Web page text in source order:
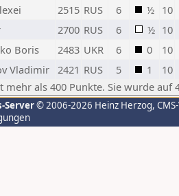
2515 RUS 6 ½ 10
2700 RUS 6 ½ 10
Boris 2483 UKR 6 0
10
Vladimir 2421 RUS 5 1
10
als 400 Punkte. Sie wurde auf
Server© 2006-2026 Heinz Herzog,